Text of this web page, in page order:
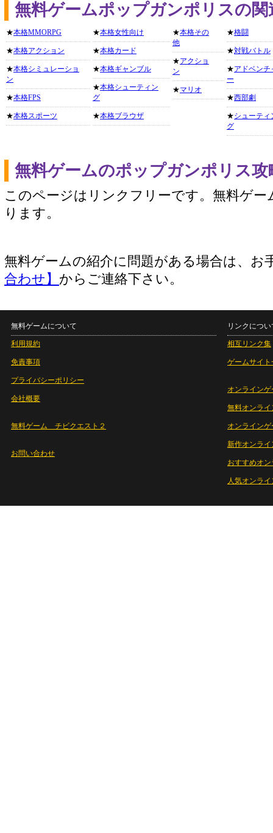
無料ゲームポップガンポリスの
★本格MMORPG
★本格アクション
★本格シミュレーショ
ン
★本格FPS
★本格スポーツ
★本格女性向け
★本格カード
★本格ギャンブル
★本格シューティン
グ
★本格ブラウザ
★本格その
他
★アクショ
ン
★マリオ
★格闘
★対戦バトル
★アドベンチ
ー
★西部劇
★シューティ
グ
無料ゲームのポップガンポリス
このページはリンクフリーです。無料ゲー
ります。
無料ゲームの紹介に問題がある場合は、お
合わせ】 からご連絡下さい。
無料ゲームについて
利用規約
免責事項
プライバシーポリシー
会社概要
無料ゲーム チビクエスト２
お問い合わせ
リンクについ
相互リンク集
ゲームサイト
オンラインゲ
無料オンライ
オンライン
新作オンライ
おすすめオ
人気オンラ